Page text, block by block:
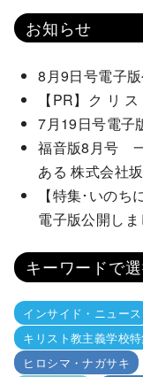
お知らせ
8月9日号電子
【PR】ク リ
7月19日号電子
福音版8月号
ある 株式会社
【特集･いの
電子版公開しま
キーワードで
インサイド・ニュース
キリスト教主義学校
ヒロシマ・ナガサキ